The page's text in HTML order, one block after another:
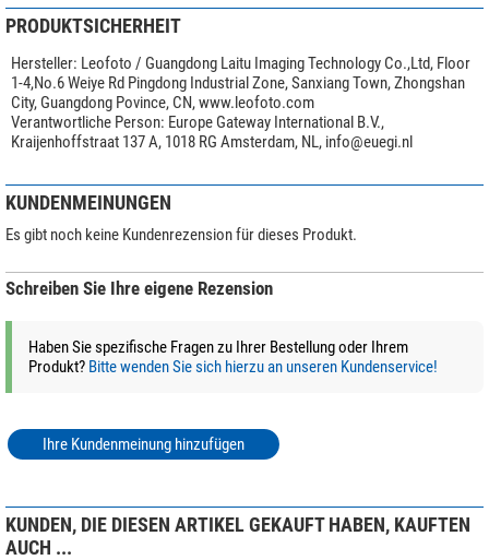
PRODUKTSICHERHEIT
Hersteller: Leofoto / Guangdong Laitu Imaging Technology Co.,Ltd, Floor
1-4,No.6 Weiye Rd Pingdong Industrial Zone, Sanxiang Town, Zhongshan
City, Guangdong Povince, CN, www.leofoto.com
Verantwortliche Person: Europe Gateway International B.V.,
Kraijenhoffstraat 137 A, 1018 RG Amsterdam, NL, info@euegi.nl
KUNDENMEINUNGEN
Es gibt noch keine Kundenrezension für dieses Produkt.
Schreiben Sie Ihre eigene Rezension
Haben Sie spezifische Fragen zu Ihrer Bestellung oder Ihrem
Produkt? Bitte wenden Sie sich hierzu an unseren Kundenservice!
Ihre Kundenmeinung hinzufügen
KUNDEN, DIE DIESEN ARTIKEL GEKAUFT HABEN, KAUFTEN
AUCH ...